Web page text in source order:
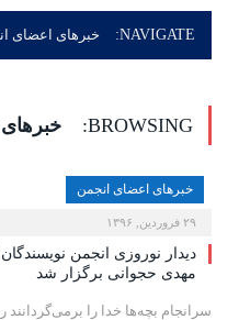
NAVIGATE: خبرهای اعضای
BROWSING:
خبرهای اعضای انجمن
۲۹ فروردین, ۱۳۹۶
دیدار نوروزی انجمن
مهدی حجوانی برگزار شد